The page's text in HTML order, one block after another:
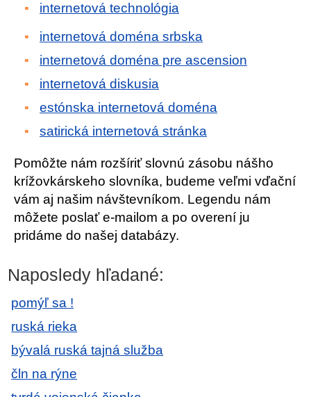
internetová technológia
internetová doména srbska
internetová doména pre ascension
internetová diskusia
estónska internetová doména
satirická internetová stránka
Pomôžte nám rozšíriť slovnú zásobu nášho
krížovkárskeho slovníka, budeme veľmi vďační
vám aj našim návštevníkom. Legendu nám
môžete poslať e-mailom a po overení ju
pridáme do našej databázy.
Naposledy hľadané:
pomýľ sa !
ruská rieka
bývalá ruská tajná služba
čln na rýne